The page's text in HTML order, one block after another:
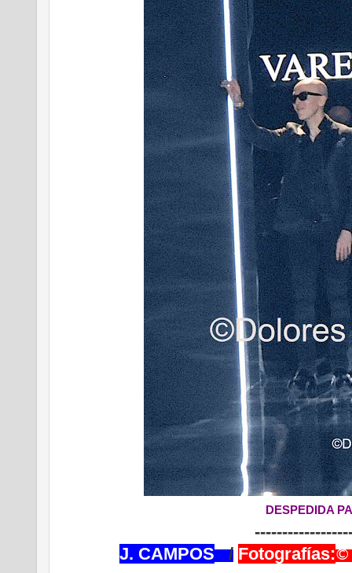
DESPEDIDA
J. CAMPOS / Fotografías:©